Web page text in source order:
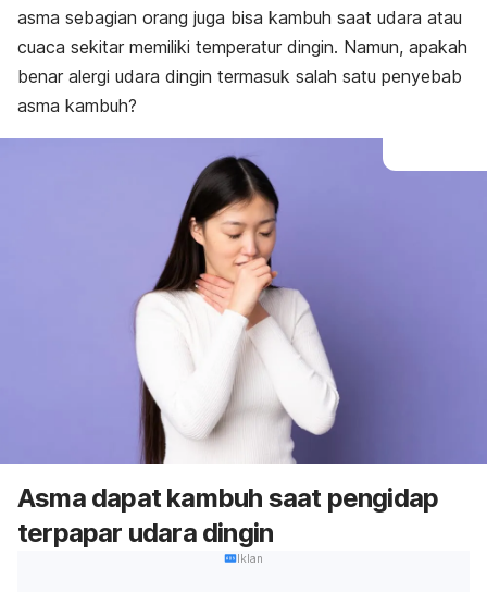
asma sebagian orang juga bisa kambuh saat udara atau
cuaca sekitar memiliki temperatur dingin. Namun, apakah
benar alergi udara dingin termasuk salah satu penyebab
asma kambuh?
Asma dapat kambuh saat pengidap
terpapar udara dingin
Iklan